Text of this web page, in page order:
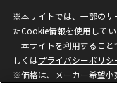
※本サイトでは、一部のサ
たCookie情報を使用してい
本サイトを利用すること
しくはプライバシーポリシ
※価格は、メーカー希望小